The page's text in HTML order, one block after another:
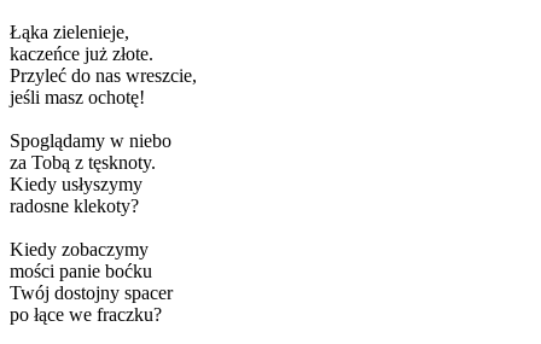
Łąka zielenieje,
kaczeńce już złote.
Przyleć do nas wreszcie,
jeśli masz ochotę!
Spoglądamy w niebo
za Tobą z tęsknoty.
Kiedy usłyszymy
radosne klekoty?
Kiedy zobaczymy
mości panie boćku
Twój dostojny spacer
po łące we fraczku?